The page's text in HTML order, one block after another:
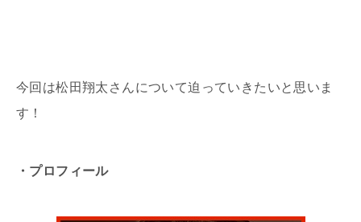
今回は松田翔太さんについて迫っていきたいと思いま
す！
・プロフィール